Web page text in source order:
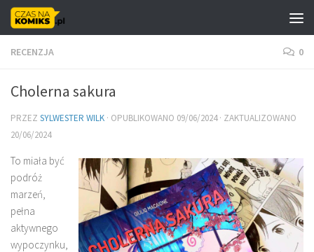
Skip to content
RECENZJA 0
Cholerna sakura
PRZEZ SYLWESTER WILK · OPUBLIKOWANO 09/06/2024· ZAKTUALIZOWANO
20/06/2024
To miała być
podróż
marzeń,
pełna
aktywnego
wypoczynku,